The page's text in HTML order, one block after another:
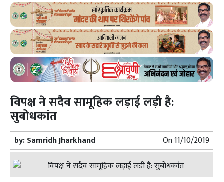
विपक्ष ने सदैव सामूहिक लड़ाई लड़ी है:
सुबोधकांत
by:Samridh Jharkhand On11/10/2019